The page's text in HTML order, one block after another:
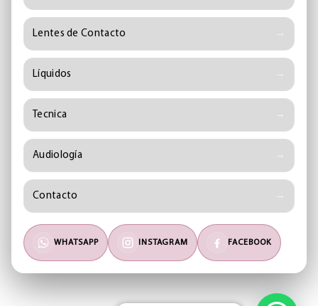
Lentes de Contacto
Líquidos
Tecnica
Audiología
Contacto
WHATSAPP INSTAGRAM FACEBOOK
Rosario, Santa Fe